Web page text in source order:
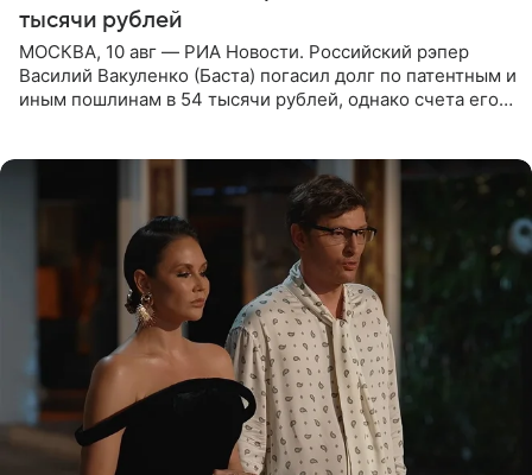
тысячи рублей
МОСКВА, 10 авг — РИА Новости. Российский рэпер
Василий Вакуленко (Баста) погасил долг по патентным и
иным пошлинам в 54 тысячи рублей, однако счета его